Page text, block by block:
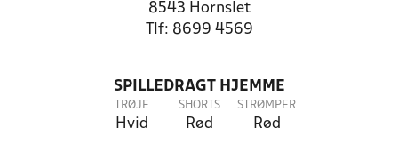
8543 Hornslet
Tlf: 8699 4569
SPILLEDRAGT HJEMME
TRØJE
Hvid
SHORTS
Rød
STRØMPER
Rød